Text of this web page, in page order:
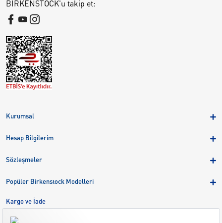
Kurumsal
Birkenstock Group
Kariyer
Hesap Bilgilerim
Sipariş Takibi
Sözleşmeler
Kargo ve İade
Çerez Tercihlerini Yönetin
Popüler Birkenstock Modelleri
Kargo ve İade
Bize Ulaşın
BIRKENSTOCK'u takip et: